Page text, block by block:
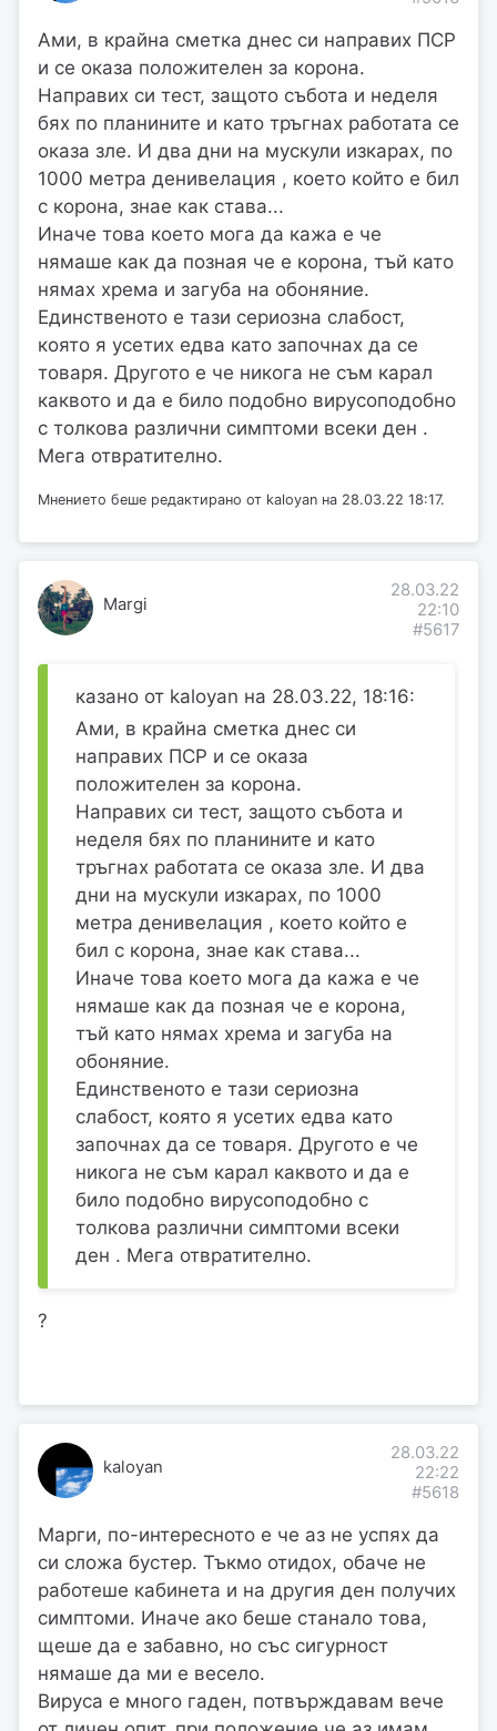
Ами, в крайна сметка днес си направих ПСР
и се оказа положителен за корона.
Направих си тест, защото събота и неделя
бях по планините и като тръгнах работата се
оказа зле. И два дни на мускули изкарах, по
1000 метра денивелация , което който е бил
с корона, знае как става...
Иначе това което мога да кажа е че
нямаше как да позная че е корона, тъй като
нямах хрема и загуба на обоняние.
Единственото е тази сериозна слабост,
която я усетих едва като започнах да се
товаря. Другото е че никога не съм карал
каквото и да е било подобно вирусоподобно
с толкова различни симптоми всеки ден .
Мега отвратително.
Мнението беше редактирано от kaloyan на 28.03.22 18:17.
Margi
28.03.22
22:10
#5617
казано от kaloyan на 28.03.22, 18:16:
Ами, в крайна сметка днес си
направих ПСР и се оказа
положителен за корона.
Направих си тест, защото събота и
неделя бях по планините и като
тръгнах работата се оказа зле. И два
дни на мускули изкарах, по 1000
метра денивелация , което който е
бил с корона, знае как става...
Иначе това което мога да кажа е че
нямаше как да позная че е корона,
тъй като нямах хрема и загуба на
обоняние.
Единственото е тази сериозна
слабост, която я усетих едва като
започнах да се товаря. Другото е че
никога не съм карал каквото и да е
било подобно вирусоподобно с
толкова различни симптоми всеки
ден . Мега отвратително.
?
kaloyan
28.03.22
22:22
#5618
Марги, по-интересното е че аз не успях да
си сложа бустер. Тъкмо отидох, обаче не
работеше кабинета и на другия ден получих
симптоми. Иначе ако беше станало това,
щеше да е забавно, но със сигурност
нямаше да ми е весело.
Вируса е много гаден, потвърждавам вече